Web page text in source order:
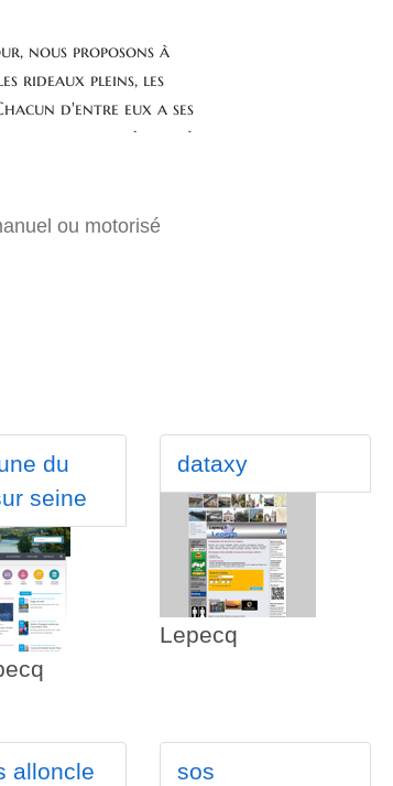
ou motorisé
du
seine
dataxy
Lepecq
alloncle
sos